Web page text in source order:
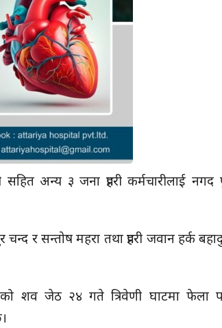
अन्य ३ जना प्रहरी कर्मचारीलाई नगद
र सन्तोष महरा तथा प्रहरी जवान हर्क
शव जेठ २४ गते त्रिवेणी घाटमा फेला